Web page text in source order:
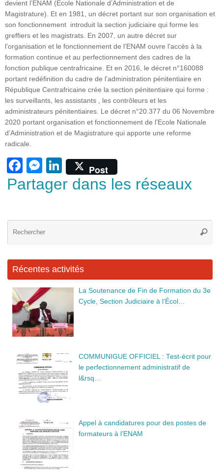
devient l’ENAM (Ecole Nationale d’Administration et de
Magistrature). Et en 1981, un décret portant sur son organisation et
son fonctionnement introduit la section judiciaire qui forme les
greffiers et les magistrats. En 2007, un autre décret sur
l’organisation et le fonctionnement de l’ENAM ouvre l’accès à la
formation continue et au perfectionnement des cadres de la
fonction publique centrafricaine. Et en 2016, le décret n°160088
portant redéfinition du cadre de l’administration pénitentiaire en
République Centrafricaine crée la section pénitentiaire qui forme :
les surveillants, les assistants , les contrôleurs et les
administrateurs pénitentiaires. Le décret n°20.377 du 06 Novembre
2020 portant organisation et fonctionnement de l’Ecole Nationale
d’Administration et de Magistrature qui apporte une reforme
radicale.
F
a
b
o
k
M
e
ss
n
er
Li
n
Post
Partager dans les réseaux
Récentes activités
La Soutenance de Fin de Formation du 3e
Cycle, Section Judiciaire à l’Écol…
COMMUNIGUE OFFICIEL : Test-écrit pour
le perfectionnement administratif de
l&rsq…
Appel à candidatures pour des postes de
formateurs à l’ENAM